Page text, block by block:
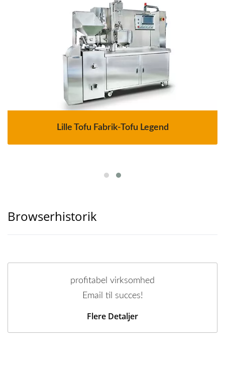
Lille Tofu Fabrik-Tofu Legend
Browserhistorik
profitabel virksomhed
Email til succes!
Flere Detaljer